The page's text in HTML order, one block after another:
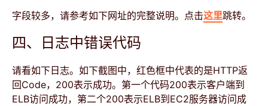
字段较多，请参考如下网址的完整说明。点击这里跳转。
四、日志中错误代码
请看如下日志。如下截图中，红色框中代表的是HTTP返
回Code，200表示成功。第一个代码200表示客户端到
ELB访问成功，第二个200表示ELB到EC2服务器访问成